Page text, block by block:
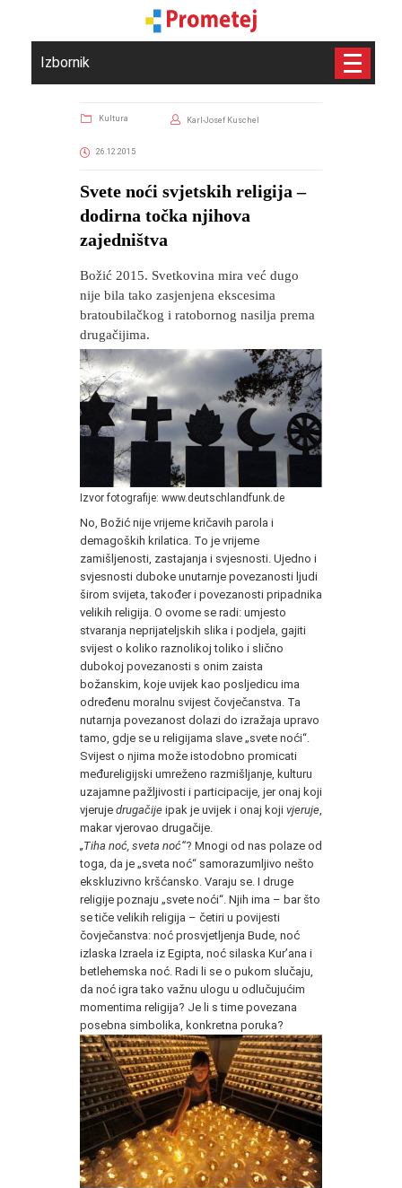
Izbornik
Kultura Karl-Josef Kuschel
26.12.2015
Svete noći svjetskih religija –
dodirna točka njihova
zajedništva
Božić 2015. Svetkovina mira već dugo
nije bila tako zasjenjena ekscesima
bratoubilačkog i ratobornog nasilja prema
drugačijima.
Izvor fotografije: www.deutschlandfunk.de
No, Božić nije vrijeme kričavih parola i
demagoških krilatica. To je vrijeme
zamišljenosti, zastajanja i svjesnosti. Ujedno i
svjesnosti duboke unutarnje povezanosti ljudi
širom svijeta, također i povezanosti pripadnika
velikih religija. O ovome se radi: umjesto
stvaranja neprijateljskih slika i podjela, gajiti
svijest o koliko raznolikoj toliko i slično
dubokoj povezanosti s onim zaista
božanskim, koje uvijek kao posljedicu ima
određenu moralnu svijest čovječanstva. Ta
nutarnja povezanost dolazi do izražaja upravo
tamo, gdje se u religijama slave „svete noći“.
Svijest o njima može istodobno promicati
međureligijski umreženo razmišljanje, kulturu
uzajamne pažljivosti i participacije, jer onaj koji
vjeruje drugačije ipak je uvijek i onaj koji vjeruje
makar vjerovao drugačije.
„Tiha noć, sveta noć“? Mnogi od nas polaze od
toga, da je „sveta noć“ samorazumljivo nešto
ekskluzivno kršćansko. Varaju se. I druge
religije poznaju „svete noći“. Njih ima – bar što
se tiče velikih religija – četiri u povijesti
čovječanstva: noć prosvjetljenja Bude, noć
izlaska Izraela iz Egipta, noć silaska Kur’ana i
betlehemska noć. Radi li se o pukom slučaju,
da noć igra tako važnu ulogu u odlučujućim
momentima religija? Je li s time povezana
posebna simbolika, konkretna poruka?